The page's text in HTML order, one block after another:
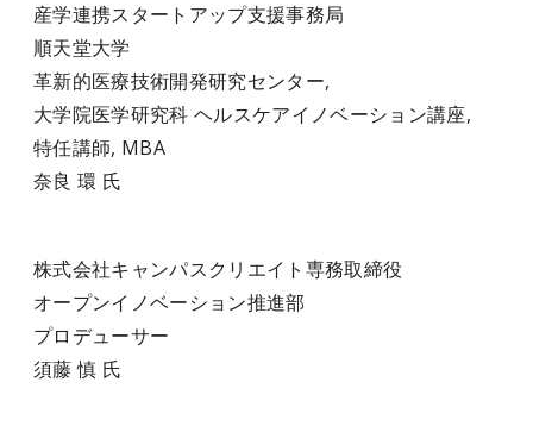
産学連携スタートアップ支援事務局
順天堂大学
革新的医療技術開発研究センター,
大学院医学研究科 ヘルスケアイノベーション講座,
特任講師, MBA
奈良 環 氏
株式会社キャンパスクリエイト専務取締役
オープンイノベーション推進部
プロデューサー
須藤 慎 氏